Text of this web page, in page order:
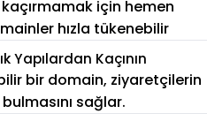
için hemen
hızla tükenebilir
Yapılardan Kaçının
bir domain, ziyaretçilerin
sağlar.